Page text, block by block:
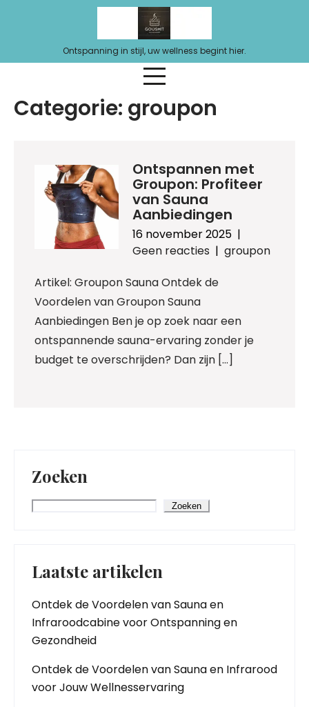
Ontspanning in stijl, uw wellness begint hier.
Categorie: groupon
Ontspannen met
Groupon: Profiteer
van Sauna
Aanbiedingen
16 november 2025 |
Geen reacties | groupon
Artikel: Groupon Sauna Ontdek de
Voordelen van Groupon Sauna
Aanbiedingen Ben je op zoek naar een
ontspannende sauna-ervaring zonder je
budget te overschrijden? Dan zijn […]
Zoeken
Zoeken
Laatste artikelen
Ontdek de Voordelen van Sauna en
Infraroodcabine voor Ontspanning en
Gezondheid
Ontdek de Voordelen van Sauna en Infrarood
voor Jouw Wellnesservaring